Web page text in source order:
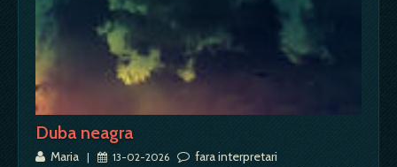
Duba neagra
Maria | 13-02-2026 fara interpretari